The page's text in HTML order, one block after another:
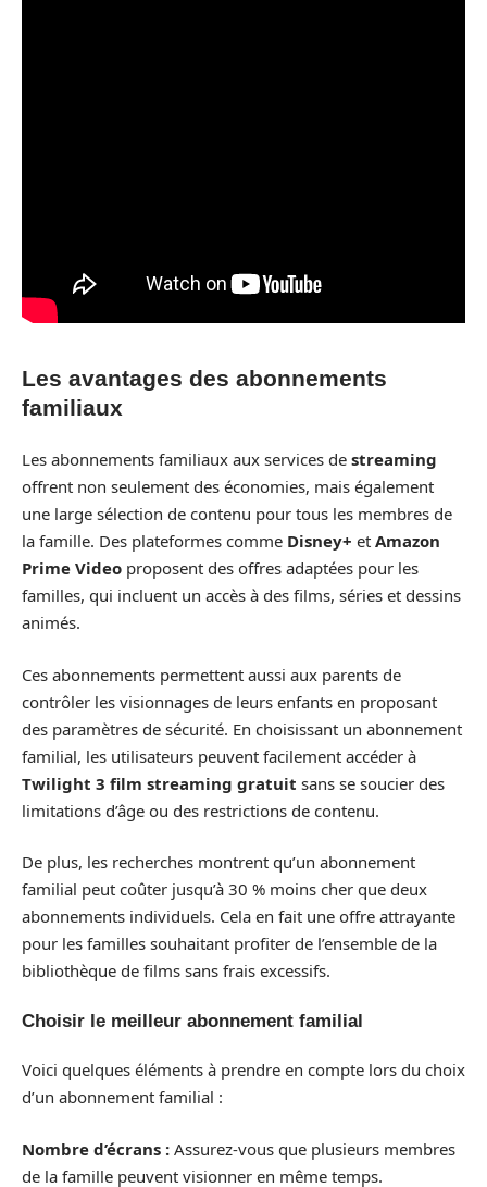
Les avantages des abonnements
familiaux
Les abonnements familiaux aux services de streaming
offrent non seulement des économies, mais également
une large sélection de contenu pour tous les membres de
la famille. Des plateformes comme Disney+ et Amazon
Prime Video proposent des offres adaptées pour les
familles, qui incluent un accès à des films, séries et dessins
animés.
Ces abonnements permettent aussi aux parents de
contrôler les visionnages de leurs enfants en proposant
des paramètres de sécurité. En choisissant un abonnement
familial, les utilisateurs peuvent facilement accéder à
Twilight 3 film streaming gratuit sans se soucier des
limitations d’âge ou des restrictions de contenu.
De plus, les recherches montrent qu’un abonnement
familial peut coûter jusqu’à 30 % moins cher que deux
abonnements individuels. Cela en fait une offre attrayante
pour les familles souhaitant profiter de l’ensemble de la
bibliothèque de films sans frais excessifs.
Choisir le meilleur abonnement familial
Voici quelques éléments à prendre en compte lors du choix
d’un abonnement familial :
Nombre d’écrans : Assurez-vous que plusieurs membres
de la famille peuvent visionner en même temps.